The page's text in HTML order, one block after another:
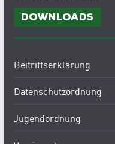
Downloads
Beitrittserklärung
Datenschutzordnung
Jugendordnung